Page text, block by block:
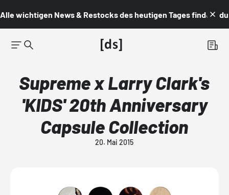
Alle wichtigen News & Restocks des heutigen Tages findest du
Supreme x Larry Clark's
'KIDS' 20th Anniversary
Capsule Collection
20. Mai 2015